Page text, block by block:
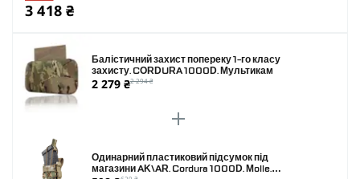
3 418 ₴
Балістичний захист попереку 1-го класу
захисту. CORDURA 1000D. Мультикам
2 279 ₴2 294 ₴
Одинарний пластиковий підсумок під
магазини AK\AR. Cordura 1000D. Molle.